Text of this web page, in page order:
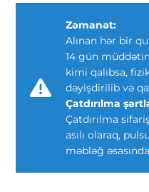
Zəmanət:
Alınan hər bir
14 gün
kimi qalıbsa,
dəyişdirilib və
Çatdırılma
Çatdırılma
asılı olaraq,
məbləğ